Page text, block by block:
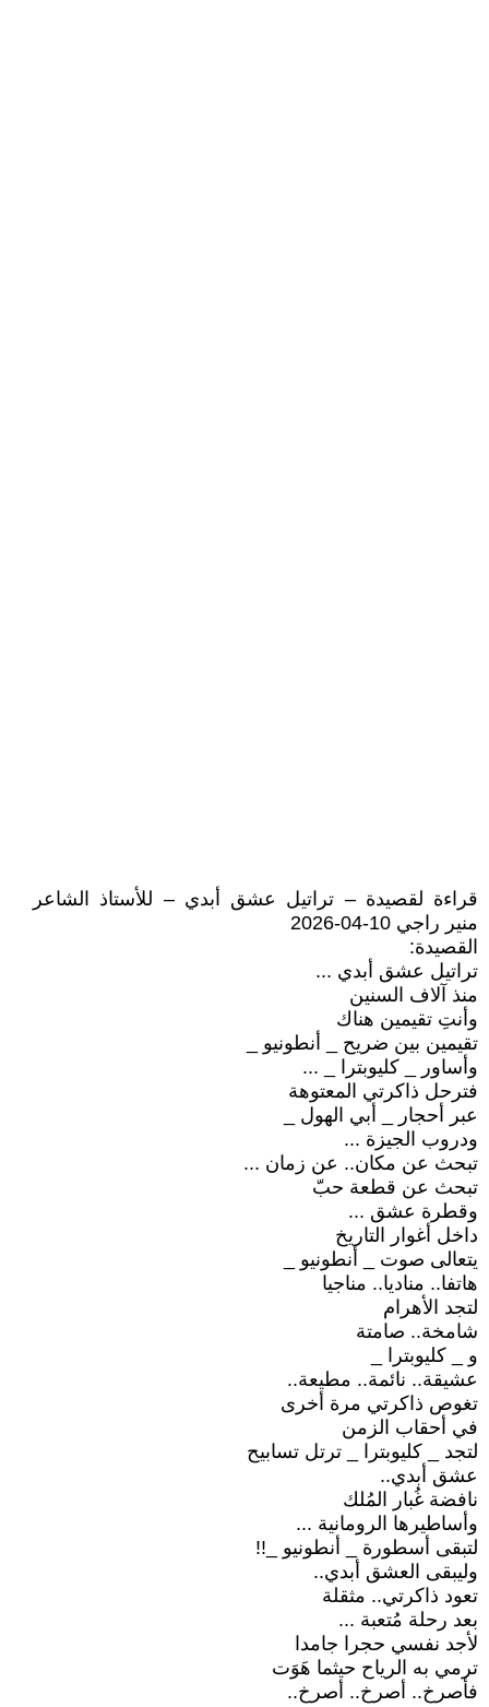
قراءة لقصيدة – تراتيل عشق أبدي – للأستاذ الشاعر
منير راجي 10-04-2026
القصيدة:
تراتيل عشق أبدي ...
منذ آلاف السنين
وأنتِ تقيمين هناك
تقيمين بين ضريح _ أنطونيو _
وأساور _ كليوبترا _ ...
فترحل ذاكرتي المعتوهة
عبر أحجار _ أبي الهول _
ودروب الجيزة ...
تبحث عن مكان.. عن زمان ...
تبحث عن قطعة حبّ
وقطرة عشق ...
داخل أغوار التاريخ
يتعالى صوت _ أنطونيو _
هاتفا.. مناديا.. مناجيا
لتجد الأهرام
شامخة.. صامتة
و _ كليوبترا _
عشيقة.. نائمة.. مطيعة..
تغوص ذاكرتي مرة أخرى
في أحقاب الزمن
لتجد _ كليوبترا _ ترتل تسابيح
عشق أبدي..
نافضة غُبار المُلك
وأساطيرها الرومانية ...
لتبقى أسطورة _ أنطونيو _!!
وليبقى العشق أبدي..
تعود ذاكرتي.. مثقلة
بعد رحلة مُتعبة ...
لأجد نفسي حجرا جامدا
ترمي به الرياح حيثما هَوَت
فأصرخ.. أصرخ.. أصرخ..